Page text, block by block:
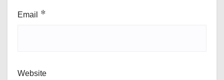
Email *
Website